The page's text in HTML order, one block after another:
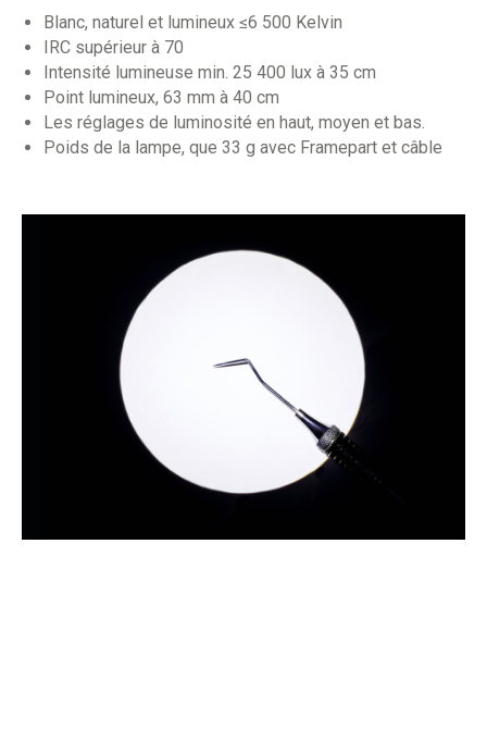
Blanc, naturel et lumineux ≤6 500 Kelvin
IRC supérieur à 70
Intensité lumineuse min. 25 400 lux à 35 cm
Point lumineux, 63 mm à 40 cm
Les réglages de luminosité en haut, moyen et bas.
Poids de la lampe, que 33 g avec Framepart et câble